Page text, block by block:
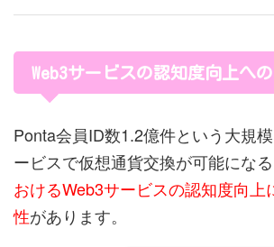
Web3サービスの認知度向上へ
Ponta会員ID数1.2億件という大規
ービスで仮想通貨交換が可能になる
おけるWeb3サービスの認知度向上
性があります。